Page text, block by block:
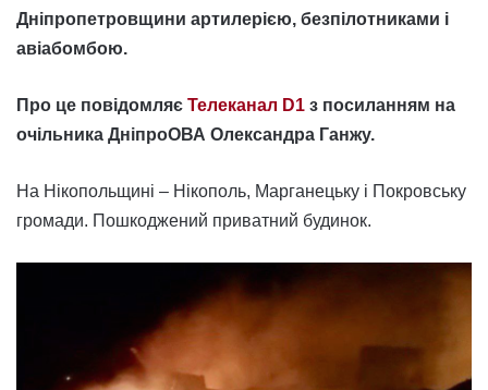
Дніпропетровщини артилерією, безпілотниками і
авіабомбою.
Про це повідомляє Телеканал D1 з посиланням на
очільника ДніпроОВА Олександра Ганжу.
На Нікопольщині – Нікополь, Марганецьку і Покровську
громади. Пошкоджений приватний будинок.